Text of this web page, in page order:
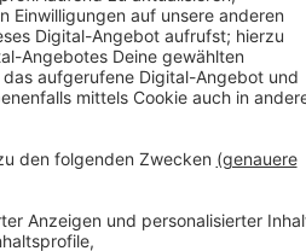
Spätfolgen zu kämpfen:
passieren kann, weiß ich ja
und die Maskenpflicht eingeführt
Haltet euch an die Regeln.
gefährlich das Virus ist, und auf